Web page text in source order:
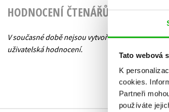
Tato webová
K
cookies.
Partneři
používáte
HODNOCENÍ ČTENÁŘŮ
V současné době nejsou vytvořena žádná
uživatelská hodnocení.